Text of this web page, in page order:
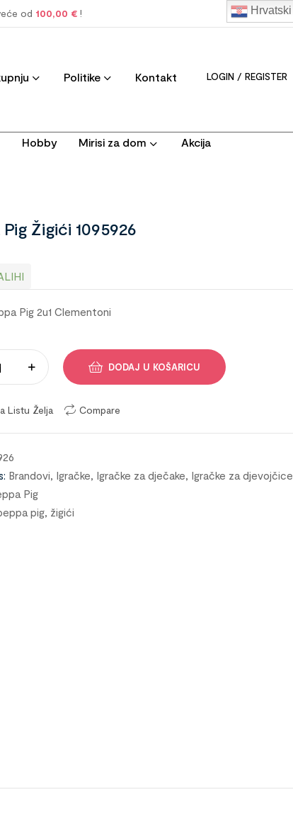
od 100,00 € !
Politike Kontakt LOGIN / REGISTER
Hobby Mirisi za dom Akcija
Žigići 1095926
Pig 2u1 Clementoni
DODAJ U KOŠARICU
Listu Želja Compare
Brandovi, Igračke, Igračke za dječake, Igračke za djevojčice
Pig
pig, žigići
Hrvatski